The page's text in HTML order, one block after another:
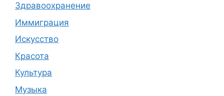
Здравоохранение
Иммиграция
Искусство
Красота
Культура
Музыка